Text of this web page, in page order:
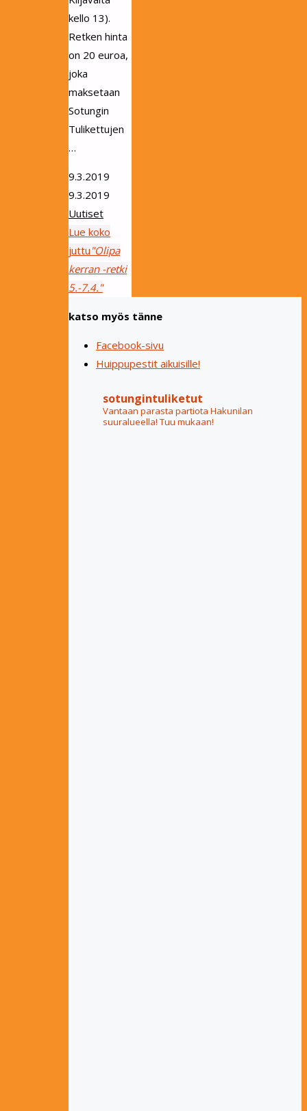
kello 13).
Retken hinta
on 20 euroa,
joka
maksetaan
Sotungin
Tulikettujen
…
9.3.2019
9.3.2019
Uutiset
Lue koko
juttu "Olipa
kerran -retki
5.-7.4."
katso myös tänne
Facebook-sivu
Huippupestit aikuisille!
sotungintuliketut
Vantaan parasta partiota Hakunilan
suuralueella! Tuu mukaan!